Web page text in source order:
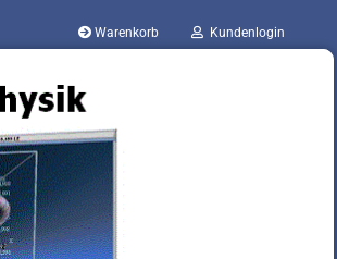
Warenkorb Kundenlogin